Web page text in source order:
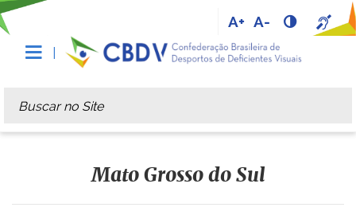
A+ A-
Busca
Busca Avançada…
Mato Grosso do Sul